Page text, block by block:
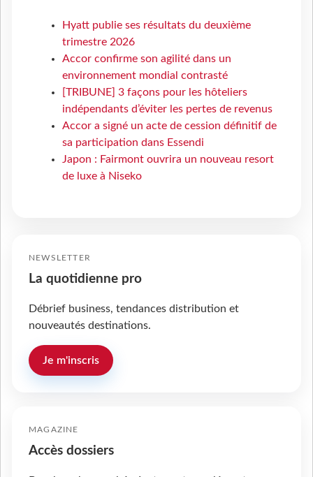
Hyatt publie ses résultats du deuxième
trimestre 2026
Accor confirme son agilité dans un
environnement mondial contrasté
[TRIBUNE] 3 façons pour les hôteliers
indépendants d’éviter les pertes de revenus
Accor a signé un acte de cession définitif de
sa participation dans Essendi
Japon : Fairmont ouvrira un nouveau resort
de luxe à Niseko
NEWSLETTER
La quotidienne pro
Débrief business, tendances distribution et
nouveautés destinations.
Je m'inscris
MAGAZINE
Accès dossiers